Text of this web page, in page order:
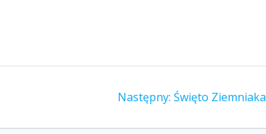
Następny: Następny
Święto Ziemniaka